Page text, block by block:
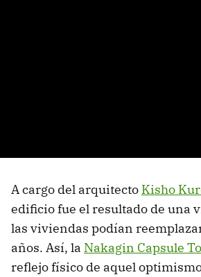
A cargo del arquitecto Kisho
edificio fue el resultado de una
las viviendas podían
años. Así, la Nakagin Capsule
reflejo físico de aquel